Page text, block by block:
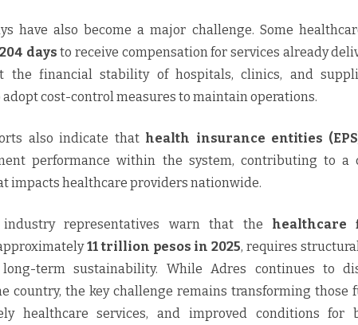
have also become a major challenge. Some
204 days to receive compensation for services already
the financial stability of hospitals, clinics, and
cost-control measures to maintain operations.
also indicate that health insurance entities
performance within the system, contributing to a
impacts healthcare providers nationwide.
representatives warn that the healthcare
11 trillion pesos in 2025, requires
long-term sustainability. While Adres continues to
country, the key challenge remains transforming those
healthcare services, and improved conditions for